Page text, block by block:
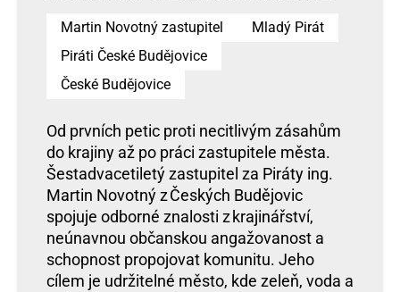
Martin Novotný zastupitel
Mladý Pirát
Piráti České Budějovice
České Budějovice
Od prvních petic proti necitlivým zásahům
do krajiny až po práci zastupitele města.
Šestadvacetiletý zastupitel za Piráty ing.
Martin Novotný z Českých Budějovic
spojuje odborné znalosti z krajinářství,
neúnavnou občanskou angažovanost a
schopnost propojovat komunitu. Jeho
cílem je udržitelné město, kde zeleň, voda a